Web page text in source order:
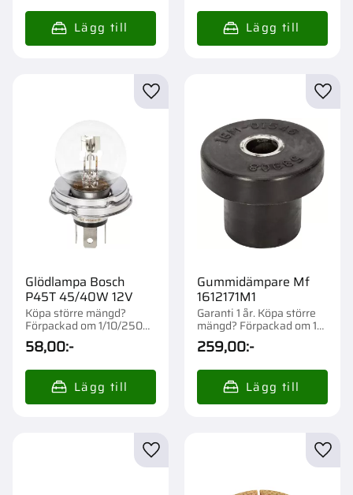
Glödlampa Bosch
P45T 45/40W 12V
Köpa större mängd?
Förpackad om 1/10/250
st.
58,00:-
Lägg till i favoriter
Gummidämpare Mf
1612171M1
Garanti 1 år. Köpa större
mängd? Förpackad om 1
st.
259,00:-
Lägg till i favoriter